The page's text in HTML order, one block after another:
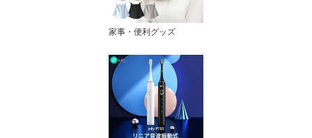
家事・便利グッズ